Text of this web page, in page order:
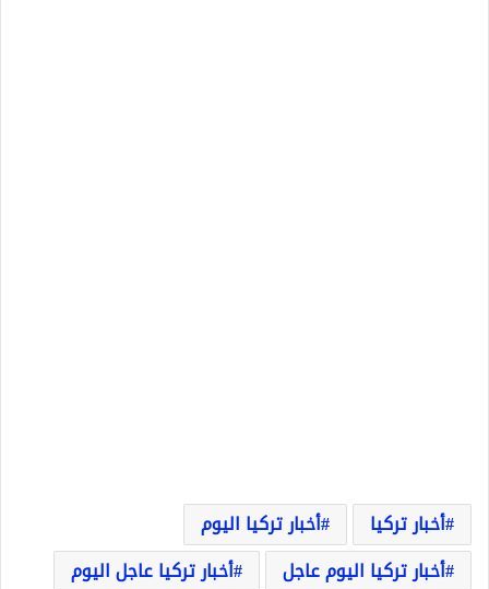
أخبار تركيا
أخبار تركيا اليوم
أخبار تركيا اليوم عاجل
أخبار تركيا عاجل اليوم